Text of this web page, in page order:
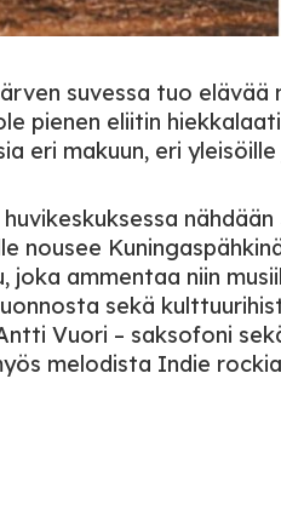
suvessa tuo elävää
pienen eliitin
eri makuun, eri
nousee
ammentaa niin
sekä
Vuori – saksofoni
melodista Indie